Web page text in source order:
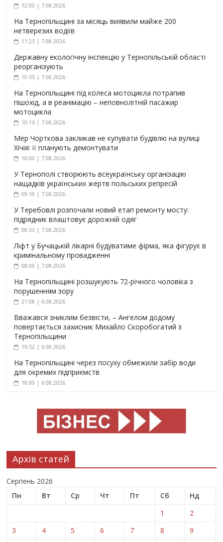
12:00 | 7.08.2026
На Тернопільщині за місяць виявили майже 200
нетверезих водіїв
11:25 | 7.08.2026
Державну екологічну інспекцію у Тернопільській області
реорганізують
10:55 | 7.08.2026
На Тернопільщині під колеса мотоцикла потрапив
пішохід, а в реанімацію – неповнолітній пасажир
мотоцикла
10:16 | 7.08.2026
Мер Чорткова закликав не купувати будівлю на вулиці
Хічія: її планують демонтувати
10:00 | 7.08.2026
У Тернополі створюють всеукраїнську організацію
нащадків українських жертв польських репресій
09:10 | 7.08.2026
У Теребовлі розпочали новий етап ремонту мосту:
підрядник влаштовує дорожній одяг
08:33 | 7.08.2026
Ліфт у Бучацькій лікарні будуватиме фірма, яка фігурує в
кримінальному провадженні
08:00 | 7.08.2026
На Тернопільщині розшукують 72-річного чоловіка з
порушенням зору
21:08 | 6.08.2026
Вважався зниклим безвісти, – Ангелом додому
повертається захисник Михайло Скоробогатий з
Тернопільщини
19:32 | 6.08.2026
На Тернопільщині через посуху обмежили забір води
для окремих підприємств
18:00 | 6.08.2026
Архів статей
Серпень 2026
Пн
Вт Ср Чт Пт Сб
Нд
1
2
3
4 5 6 7 8
9